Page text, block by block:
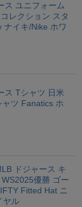
ス ユニフォーム
レクション スタ
ナイキ/Nike ホワ
ス Tシャツ 日米
ツ Fanatics ホ
ドジャース キ
優勝 ゴー
Fitted Hat ニ
ヤル